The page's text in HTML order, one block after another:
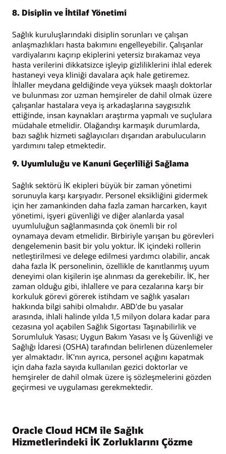
8. Disiplin ve İhtilaf Yönetimi
Sağlık kuruluşlarındaki disiplin sorunları ve çalışan
anlaşmazlıkları hasta bakımını engelleyebilir. Çalışanlar
vardiyalarını kaçırıp ekiplerini yetersiz bırakamaz veya
hasta verilerini dikkatsizce işleyip gizliliklerini ihlal ederek
hastaneyi veya kliniği davalara açık hale getiremez.
İhlaller meydana geldiğinde veya yüksek maaşlı doktorlar
ve bulunması zor uzman hemşireler de dahil olmak üzere
çalışanlar hastalara veya iş arkadaşlarına saygısızlık
ettiğinde, insan kaynakları araştırma yapmalı ve suçlulara
müdahale etmelidir. Olağandışı karmaşık durumlarda,
bazı sağlık hizmeti sağlayıcıları dışarıdan arabulucuların
yardımını talep etmektedir.
9. Uyumluluğu ve Kanuni Geçerliliği Sağlama
Sağlık sektörü İK ekipleri büyük bir zaman yönetimi
sorunuyla karşı karşıyadır. Personel eksikliğini gidermek
için her zamankinden daha fazla zaman harcarken, kayıt
yönetimi, işyeri güvenliği ve diğer alanlarda yasal
uyumluluğun sağlanmasında çok önemli bir rol
oynamaya devam etmelidir. Birbiriyle yarışan bu görevleri
dengelemenin basit bir yolu yoktur. İK içindeki rollerin
netleştirilmesi ve delege edilmesi yardımcı olabilir, ancak
daha fazla İK personelinin, özellikle de kanıtlanmış uyum
deneyimi olan kişilerin işe alınması da gerekebilir. İK, her
zaman olduğu gibi, ihlallere ve para cezalarına karşı bir
korkuluk görevi görerek istihdam ve sağlık yasaları
hakkında bilgi sahibi olmalıdır. ABD'de bu yasalar
arasında, ihlali halinde yılda 1,5 milyon dolara kadar para
cezasına yol açabilen Sağlık Sigortası Taşınabilirlik ve
Sorumluluk Yasası; Uygun Bakım Yasası ve İş Güvenliği ve
Sağlığı İdaresi (OSHA) tarafından belirlenen düzenlemeler
yer almaktadır. İK'nın ayrıca, personel açığını kapatmak
için daha fazla sayıda kullanılan gezici doktorlar ve
hemşireler de dahil olmak üzere iş sözleşmelerini gözden
geçirmesi ve uygulaması gerekmektedir.
Oracle Cloud HCM ile Sağlık
Hizmetlerindeki İK Zorluklarını Çözme